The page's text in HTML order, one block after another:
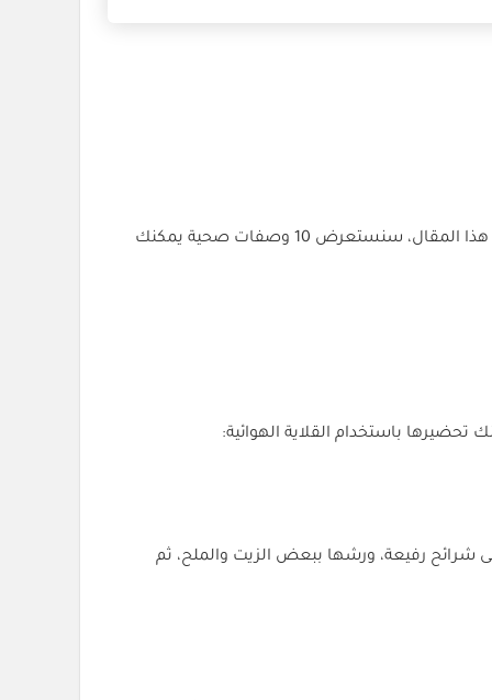
شهر رمضان هو وقت العائلة والوجبات اللذيذة، ولكن مع القلاية الهوائية، يمكنك تحضير وجبات صحية ولذيذة بكل سهولة. في هذا المقال، سنستعرض 10 وصفات صحية يمكنك
باستخدام القلاية الهوائية:
شرائح رفيعة، ورشها ببعض الزيت والملح، ثم